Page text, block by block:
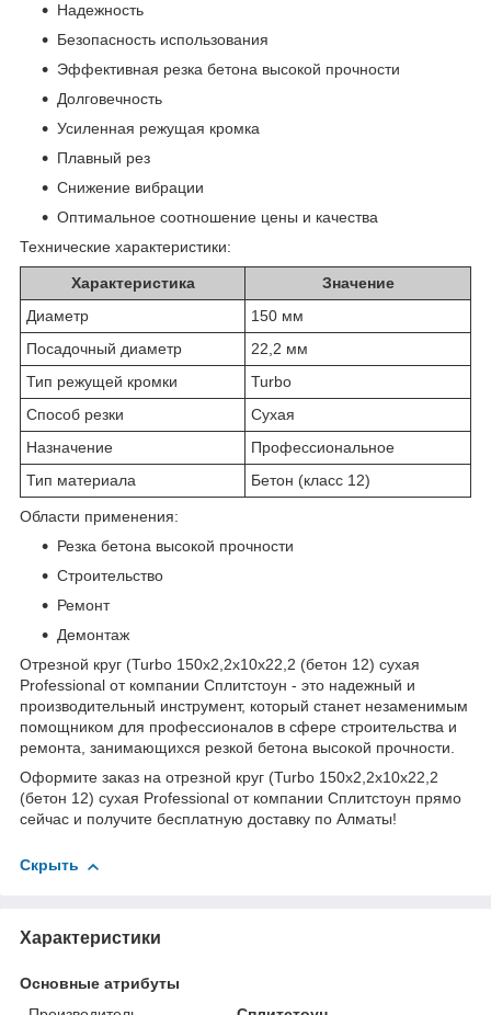
Надежность
Безопасность использования
Эффективная резка бетона высокой прочности
Долговечность
Усиленная режущая кромка
Плавный рез
Снижение вибрации
Оптимальное соотношение цены и качества
Технические характеристики:
Характеристика
Значение
Диаметр
150 мм
Посадочный диаметр
22,2 мм
Тип режущей кромки
Turbo
Способ резки
Сухая
Назначение
Профессиональное
Тип материала
Бетон (класс 12)
Области применения:
Резка бетона высокой прочности
Строительство
Ремонт
Демонтаж
Отрезной круг (Turbo 150x2,2x10x22,2 (бетон 12) сухая
Professional от компании Сплитстоун - это надежный и
производительный инструмент, который станет незаменимым
помощником для профессионалов в сфере строительства и
ремонта, занимающихся резкой бетона высокой прочности.
Оформите заказ на отрезной круг (Turbo 150x2,2x10x22,2
(бетон 12) сухая Professional от компании Сплитстоун прямо
сейчас и получите бесплатную доставку по Алматы!
Скрыть
Характеристики
Основные атрибуты